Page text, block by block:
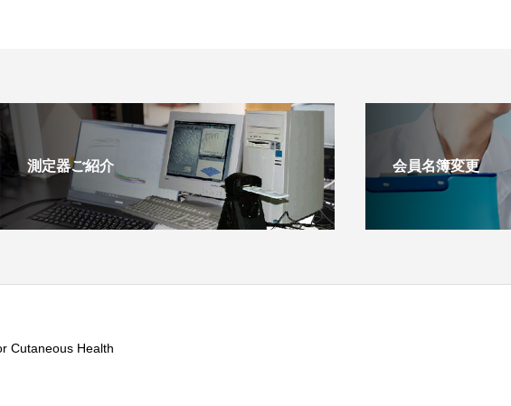
測定器ご紹介 会員名簿変更
Cutaneous Health